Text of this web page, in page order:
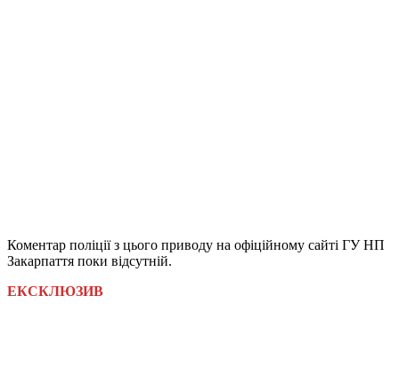
Коментар поліції з цього приводу на офіційному сайті ГУ НП
Закарпаття поки відсутній.
ЕКСКЛЮЗИВ